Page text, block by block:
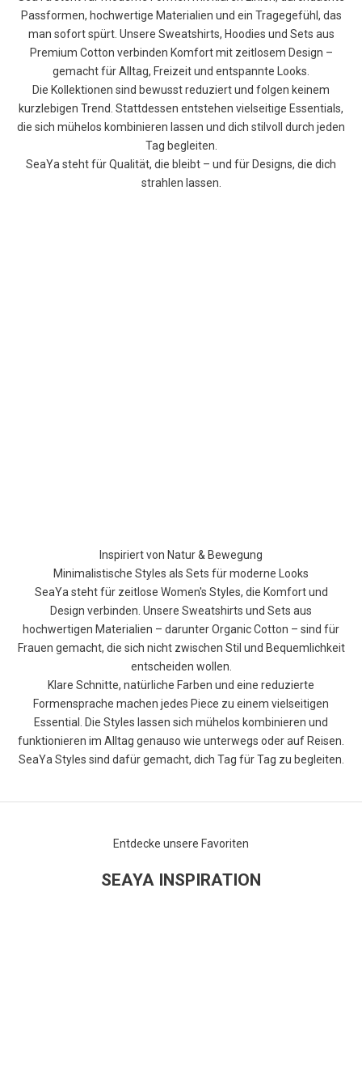
Passformen, hochwertige Materialien und ein Tragegefühl, das
man sofort spürt. Unsere Sweatshirts, Hoodies und Sets aus
Premium Cotton verbinden Komfort mit zeitlosem Design –
gemacht für Alltag, Freizeit und entspannte Looks.
Die Kollektionen sind bewusst reduziert und folgen keinem
kurzlebigen Trend. Stattdessen entstehen vielseitige Essentials,
die sich mühelos kombinieren lassen und dich stilvoll durch jeden
Tag begleiten.
SeaYa steht für Qualität, die bleibt – und für Designs, die dich
strahlen lassen.
Inspiriert von Natur & Bewegung
Minimalistische Styles als Sets für moderne Looks
SeaYa steht für zeitlose Women's Styles, die Komfort und
Design verbinden. Unsere Sweatshirts und Sets aus
hochwertigen Materialien – darunter Organic Cotton – sind für
Frauen gemacht, die sich nicht zwischen Stil und Bequemlichkeit
entscheiden wollen.
Klare Schnitte, natürliche Farben und eine reduzierte
Formensprache machen jedes Piece zu einem vielseitigen
Essential. Die Styles lassen sich mühelos kombinieren und
funktionieren im Alltag genauso wie unterwegs oder auf Reisen.
SeaYa Styles sind dafür gemacht, dich Tag für Tag zu begleiten.
Entdecke unsere Favoriten
SEAYA INSPIRATION